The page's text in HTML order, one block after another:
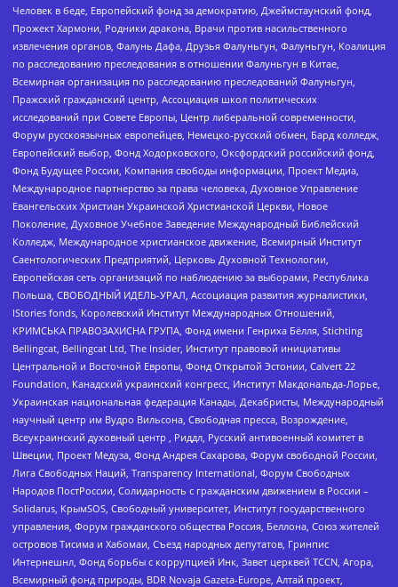
Человек в беде, Европейский фонд за демократию, Джеймстаунский фонд,
Прожект Хармони, Родники дракона, Врачи против насильственного
извлечения органов, Фалунь Дафа, Друзья Фалуньгун, Фалуньгун, Коалиция
по расследованию преследования в отношении Фалуньгун в Китае,
Всемирная организация по расследованию преследований Фалуньгун,
Пражский гражданский центр, Ассоциация школ политических
исследований при Совете Европы, Центр либеральной современности,
Форум русскоязычных европейцев, Немецко-русский обмен, Бард колледж,
Европейский выбор, Фонд Ходорковского, Оксфордский российский фонд,
Фонд Будущее России, Компания свободы информации, Проект Медиа,
Международное партнерство за права человека, Духовное Управление
Евангельских Христиан Украинской Христианской Церкви, Новое
Поколение, Духовное Учебное Заведение Международный Библейский
Колледж, Международное христианское движение, Всемирный Институт
Саентологических Предприятий, Церковь Духовной Технологии,
Европейская сеть организаций по наблюдению за выборами, Республика
Польша, СВОБОДНЫЙ ИДЕЛЬ-УРАЛ, Ассоциация развития журналистики,
IStories fonds, Королевский Институт Международных Отношений,
КРИМСЬКА ПРАВОЗАХИСНА ГРУПА, Фонд имени Генриха Бёлля, Stichting
Bellingcat, Bellingcat Ltd, The Insider, Институт правовой инициативы
Центральной и Восточной Европы, Фонд Открытой Эстонии, Calvert 22
Foundation, Канадский украинский конгресс, Институт Макдональда-Лорье,
Украинская национальная федерация Канады, Декабристы, Международный
научный центр им Вудро Вильсона, Свободная пресса, Возрождение,
Всеукраинский духовный центр , Риддл, Русский антивоенный комитет в
Швеции, Проект Медуза, Фонд Андрея Сахарова, Форум свободной России,
Лига Свободных Наций, Transparеncy International, Форум Свободных
Народов ПостРоссии, Солидарность с гражданским движением в России –
Solidarus, КрымSOS, Свободный университет, Институт государственного
управления, Форум гражданского общества Россия, Беллона, Союз жителей
островов Тисима и Хабомаи, Съезд народных депутатов, Гринпис
Интернешнл, Фонд борьбы с коррупцией Инк, Завет церквей TCCN, Агора,
Всемирный фонд природы, BDR Novaja Gazeta-Europe, Алтай проект,